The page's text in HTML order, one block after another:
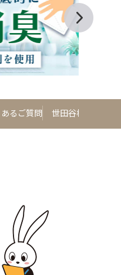
るご質問 世田谷桜新町店に